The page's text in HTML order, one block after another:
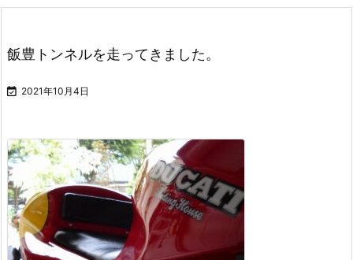
飯豊トンネルを走ってきました。
 2021年10月4日